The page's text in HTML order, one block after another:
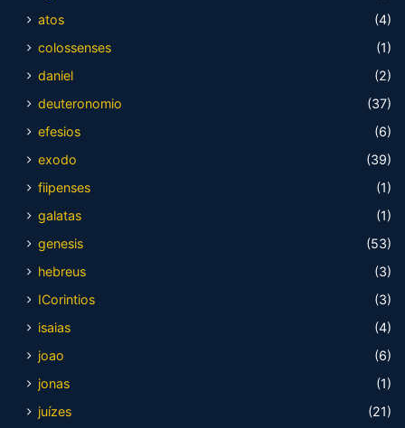
atos
(4)
colossenses
(1)
daniel
(2)
deuteronomio
(37)
efesios
(6)
exodo
(39)
fiipenses
(1)
galatas
(1)
genesis
(53)
hebreus
(3)
ICorintios
(3)
isaias
(4)
joao
(6)
jonas
(1)
juízes
(21)